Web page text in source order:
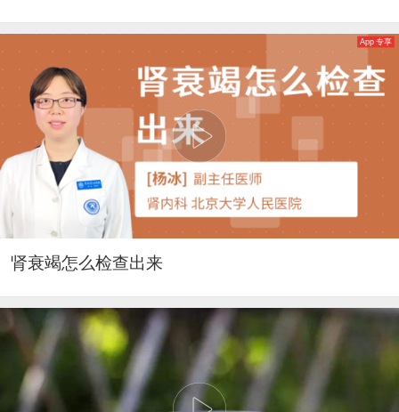
App 专享
肾衰竭怎么检查出来